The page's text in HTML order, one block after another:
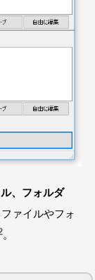
、フォルダ
ァイルやフォ
。